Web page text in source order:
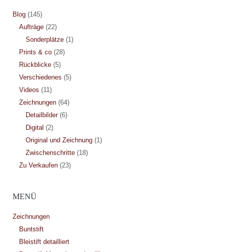
Blog(145)
Aufträge(22)
Sonderplätze(1)
Prints & co(28)
Rückblicke(5)
Verschiedenes (5)
Videos (11)
Zeichnungen(64)
Detailbilder(6)
Digital (2)
Original und Zeichnung(1)
Zwischenschritte(18)
Zu Verkaufen(23)
MENÜ
Zeichnungen
Buntstift
Bleistift detailliert